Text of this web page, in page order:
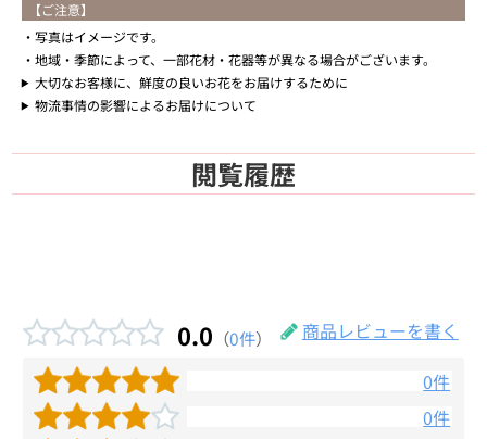
【ご注意】
写真はイメージです。
地域・季節によって、一部花材・花器等が異なる場合がございます。
大切なお客様に、鮮度の良いお花をお届けするために
物流事情の影響によるお届けについて
閲覧履歴
0.0 （0件）
商品レビューを書く
0件
0件